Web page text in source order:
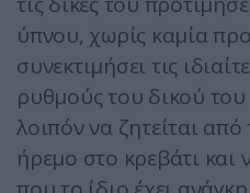
ύπνου, χωρίς καμία
συνεκτιμήσει τις
ρυθμούς του δικού του
λοιπόν να ζητείται από
ήρεμο στο κρεβάτι και